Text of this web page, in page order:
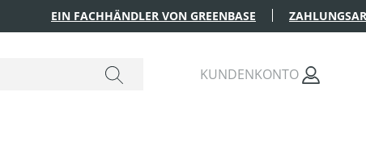
EIN FACHHÄNDLER VON GREENBASE
KUNDENKONTO